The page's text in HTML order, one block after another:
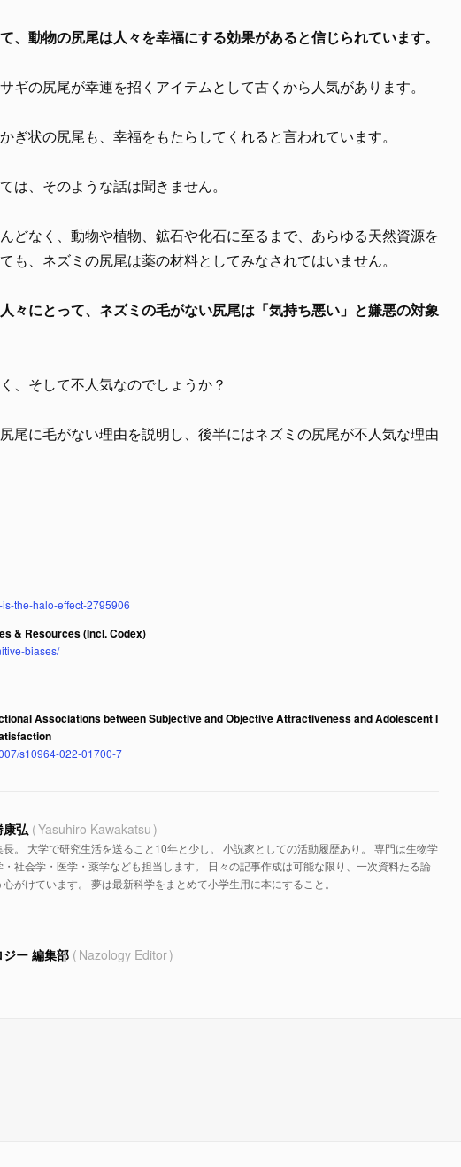
、動物の尻尾は人々を幸福にする効果があると信じられています。
ギの尻尾が幸運を招くアイテムとして古くから人気があります。
ぎ状の尻尾も、幸福をもたらしてくれると言われています。
は、そのような話は聞きません。
どなく、動物や植物、鉱石や化石に至るまで、あらゆる天然資源を
も、ネズミの尻尾は薬の材料としてみなされてはいません。
々にとって、ネズミの毛がない尻尾は「気持ち悪い」と嫌悪の対象
、そして不人気なのでしょうか？
尾に毛がない理由を説明し、後半にはネズミの尻尾が不人気な理由
the-halo-effect-2795906
& Resources (Incl. Codex)
biases/
Associations between Subjective and Objective Attractiveness and Adolescent I
s10964-022-01700-7
康弘 Yasuhiro Kawakatsu
。 大学で研究生活を送ること10年と少し。 小説家としての活動履歴あり。 専門は生物学
社会学・医学・薬学なども担当します。 日々の記事作成は可能な限り、一次資料たる論
がけています。 夢は最新科学をまとめて小学生用に本にすること。
ー 編集部 Nazology Editor